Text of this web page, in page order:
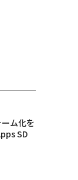
ム化を
SD